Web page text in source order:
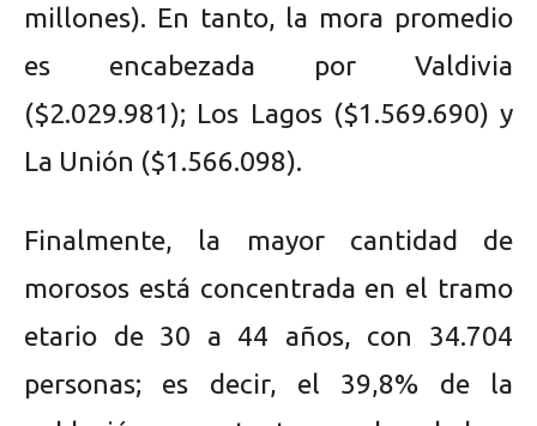
millones). En tanto, la mora promedio
es encabezada por Valdivia
($2.029.981); Los Lagos ($1.569.690) y
La Unión ($1.566.098).
Finalmente, la mayor cantidad de
morosos está concentrada en el tramo
etario de 30 a 44 años, con 34.704
personas; es decir, el 39,8% de la